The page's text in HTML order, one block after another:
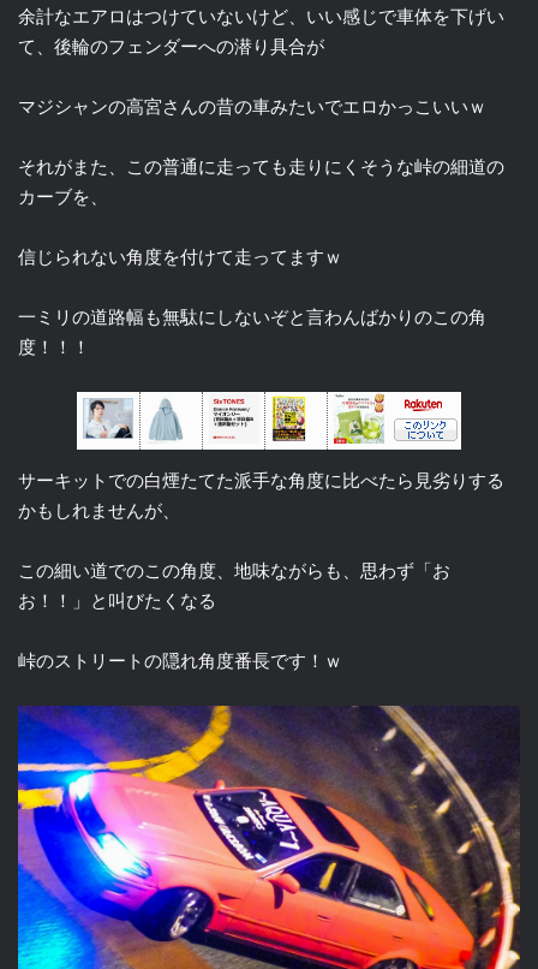
余計なエアロはつけていないけど、いい感じで車体を下げい
て、後輪のフェンダーへの潜り具合が
マジシャンの高宮さんの昔の車みたいでエロかっこいいｗ
それがまた、この普通に走っても走りにくそうな峠の細道の
カーブを、
信じられない角度を付けて走ってますｗ
一ミリの道路幅も無駄にしないぞと言わんばかりのこの角
度！！！
サーキットでの白煙たてた派手な角度に比べたら見劣りする
かもしれませんが、
この細い道でのこの角度、地味ながらも、思わず「お
お！！」と叫びたくなる
峠のストリートの隠れ角度番長です！ｗ